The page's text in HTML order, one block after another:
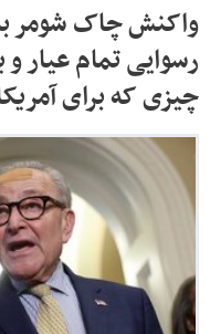
واکنش چاک شومر
رسوایی تمام
چیزی که برای